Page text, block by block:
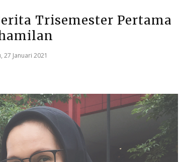
Trisemester Pertama
27 Januari 2021